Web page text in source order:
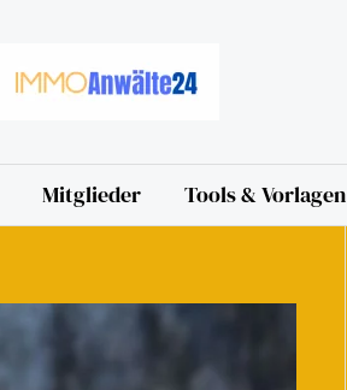
Mitglieder Tools & Vorlagen